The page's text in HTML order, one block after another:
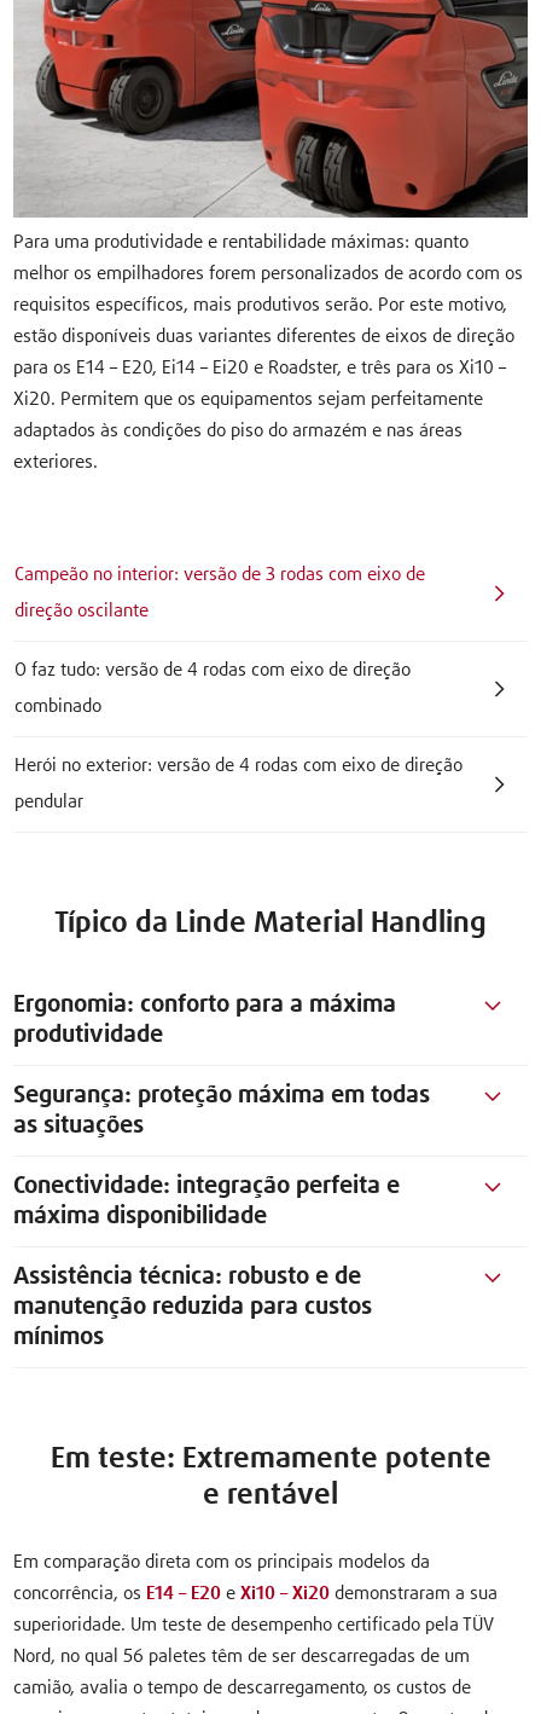
Para uma produtividade e rentabilidade máximas: quanto
melhor os empilhadores forem personalizados de acordo com os
requisitos específicos, mais produtivos serão. Por este motivo,
estão disponíveis duas variantes diferentes de eixos de direção
para os E14 – E20, Ei14 – Ei20 e Roadster, e três para os Xi10 –
Xi20. Permitem que os equipamentos sejam perfeitamente
adaptados às condições do piso do armazém e nas áreas
exteriores.
Campeão no interior: versão de 3 rodas com eixo de
direção oscilante
O faz tudo: versão de 4 rodas com eixo de direção
combinado
Herói no exterior: versão de 4 rodas com eixo de direção
pendular
Típico da Linde Material Handling
Ergonomia: conforto para a máxima
produtividade
Segurança: proteção máxima em todas
as situações
Conectividade: integração perfeita e
máxima disponibilidade
Assistência técnica: robusto e de
manutenção reduzida para custos
mínimos
Em teste: Extremamente potente
e rentável
Em comparação direta com os principais modelos da
concorrência, os E14 – E20 eXi10 – Xi20 demonstraram a sua
superioridade. Um teste de desempenho certificado pela TÜV
Nord, no qual 56 paletes têm de ser descarregadas de um
camião, avalia o tempo de descarregamento, os custos de